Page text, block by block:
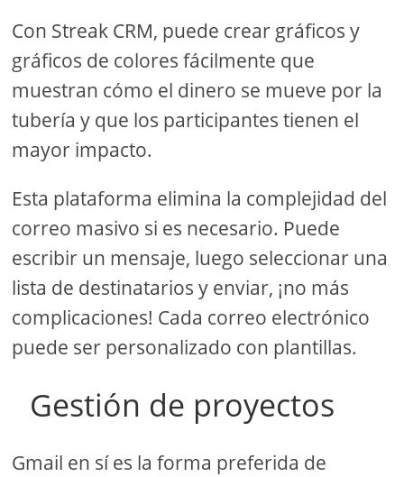
Con Streak CRM, puede crear gráficos y
gráficos de colores fácilmente que
muestran cómo el dinero se mueve por la
tubería y que los participantes tienen el
mayor impacto.
Esta plataforma elimina la complejidad del
correo masivo si es necesario. Puede
escribir un mensaje, luego seleccionar una
lista de destinatarios y enviar, ¡no más
complicaciones! Cada correo electrónico
puede ser personalizado con plantillas.
Gestión de proyectos
Gmail en sí es la forma preferida de